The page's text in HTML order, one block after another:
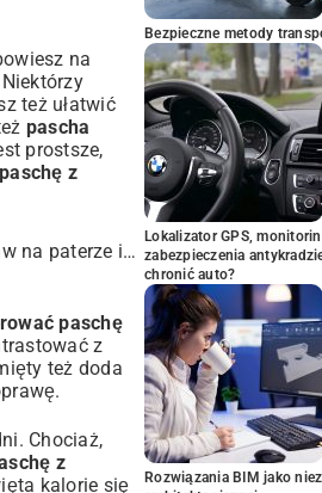
na
też ułatwić
pascha
prostsze,
z
na paterze i…
paschę
z
też doda
Chociaż,
z
kalorie się
Bezpieczne metody
Lokalizator GPS,
zabezpieczenia
chronić auto?
Rozwiązania BIM jako